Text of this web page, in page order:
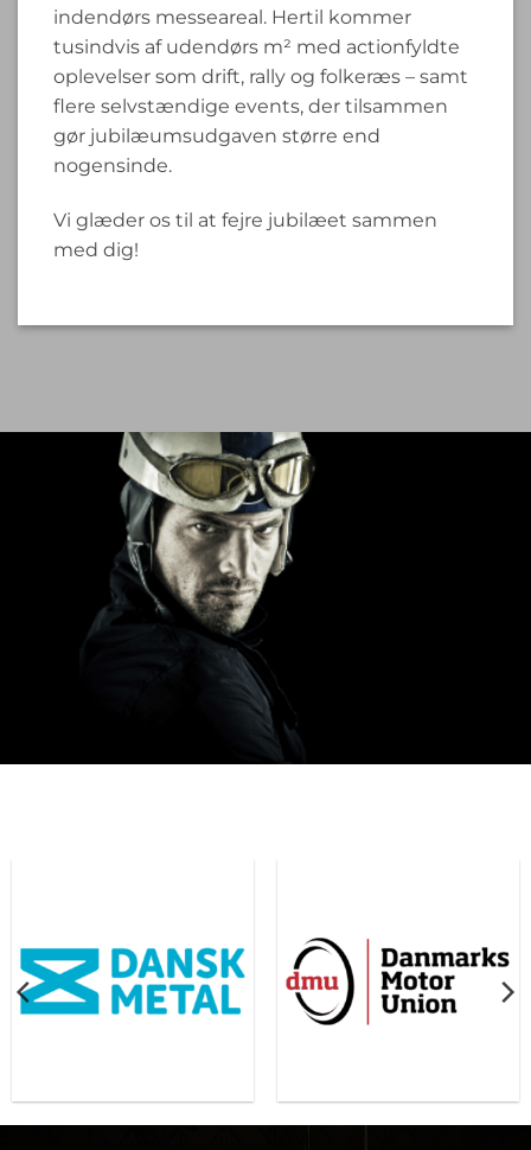
indendørs messeareal. Hertil kommer
tusindvis af udendørs m² med actionfyldte
oplevelser som drift, rally og folkeræs – samt
flere selvstændige events, der tilsammen
gør jubilæumsudgaven større end
nogensinde.
Vi glæder os til at fejre jubilæet sammen
med dig!